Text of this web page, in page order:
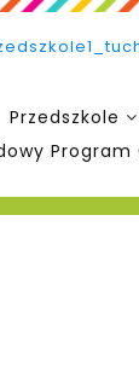
Przedszkole